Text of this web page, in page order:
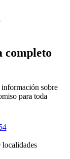
completo
sobre
para toda
localidades